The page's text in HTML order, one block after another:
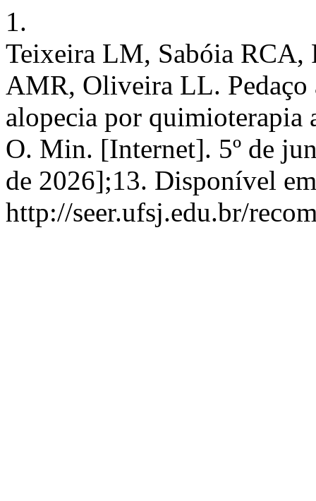
1.
Teixeira LM, Sabóia RCA,
AMR, Oliveira LL. Pedaço
alopecia por quimioterapia
O. Min. [Internet]. 5º de
de 2026];13. Disponível
http://seer.ufsj.edu.br/